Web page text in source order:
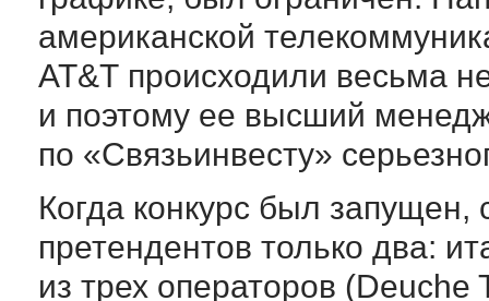
американской
АТ&Т происходили весьма
и поэтому ее высший
по «Связьинвесту»
Когда конкурс был запущен,
претендентов только два:
из трех операторов